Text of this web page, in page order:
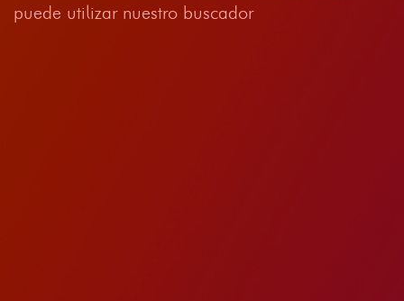
puede utilizar nuestro buscador